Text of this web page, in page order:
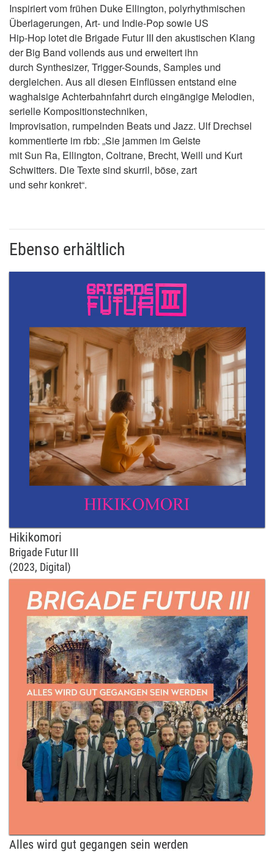
Inspiriert vom frühen Duke Ellington, polyrhythmischen
Überlagerungen, Art- und Indie-Pop sowie US
Hip-Hop lotet die Brigade Futur III den akustischen Klang
der Big Band vollends aus und erweitert ihn
durch Synthesizer, Trigger-Sounds, Samples und
dergleichen. Aus all diesen Einflüssen entstand eine
waghalsige Achterbahnfahrt durch eingängige Melodien,
serielle Kompositionstechniken,
Improvisation, rumpelnden Beats und Jazz. Ulf Drechsel
kommentierte im rbb: „Sie jammen im Geiste
mit Sun Ra, Ellington, Coltrane, Brecht, Weill und Kurt
Schwitters. Die Texte sind skurril, böse, zart
und sehr konkret“.
Ebenso erhältlich
Hikikomori
Brigade Futur III
(2023, Digital)
Alles wird gut gegangen sein werden